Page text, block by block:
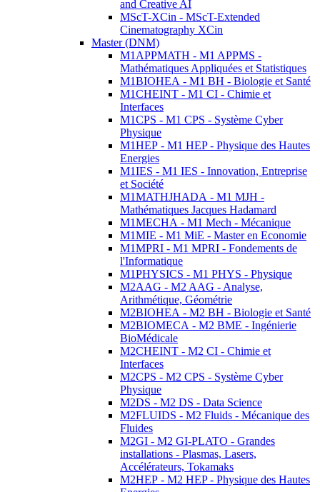
and Creative AI
MScT-XCin - MScT-Extended
Cinematography XCin
Master (DNM)
M1APPMATH - M1 APPMS -
Mathématiques Appliquées et Statistiques
M1BIOHEA - M1 BH - Biologie et Santé
M1CHEINT - M1 CI - Chimie et
Interfaces
M1CPS - M1 CPS - Système Cyber
Physique
M1HEP - M1 HEP - Physique des Hautes
Energies
M1IES - M1 IES - Innovation, Entreprise
et Société
M1MATHJHADA - M1 MJH -
Mathématiques Jacques Hadamard
M1MECHA - M1 Mech - Mécanique
M1MIE - M1 MiE - Master en Economie
M1MPRI - M1 MPRI - Fondements de
l'Informatique
M1PHYSICS - M1 PHYS - Physique
M2AAG - M2 AAG - Analyse,
Arithmétique, Géométrie
M2BIOHEA - M2 BH - Biologie et Santé
M2BIOMECA - M2 BME - Ingénierie
BioMédicale
M2CHEINT - M2 CI - Chimie et
Interfaces
M2CPS - M2 CPS - Système Cyber
Physique
M2DS - M2 DS - Data Science
M2FLUIDS - M2 Fluids - Mécanique des
Fluides
M2GI - M2 GI-PLATO - Grandes
installations - Plasmas, Lasers,
Accélérateurs, Tokamaks
M2HEP - M2 HEP - Physique des Hautes